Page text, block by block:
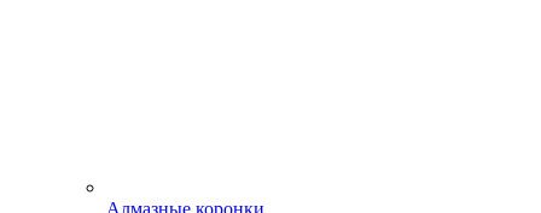
Алмазные коронки